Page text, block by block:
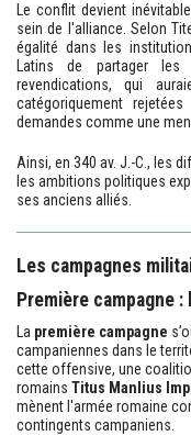
Le conflit devient
sein de l'alliance. Selon
égalité dans les
Latins de partager les
revendications, qui
catégoriquement
demandes comme une
Ainsi, en 340 av. J.-C., les
les ambitions politiques
ses anciens alliés.
Les campagnes
Première campagne
La première campagne
campaniennes dans le
cette offensive, une
romains Titus Manlius
mènent l'armée romaine
contingents campaniens.